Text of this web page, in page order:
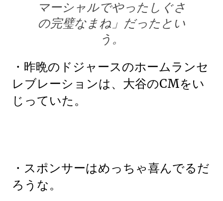
マーシャルでやったしぐさ
の完璧なまね」だったとい
う。
・昨晩のドジャースのホームランセ
レブレーションは、大谷のCMをい
じっていた。
・スポンサーはめっちゃ喜んでるだ
ろうな。